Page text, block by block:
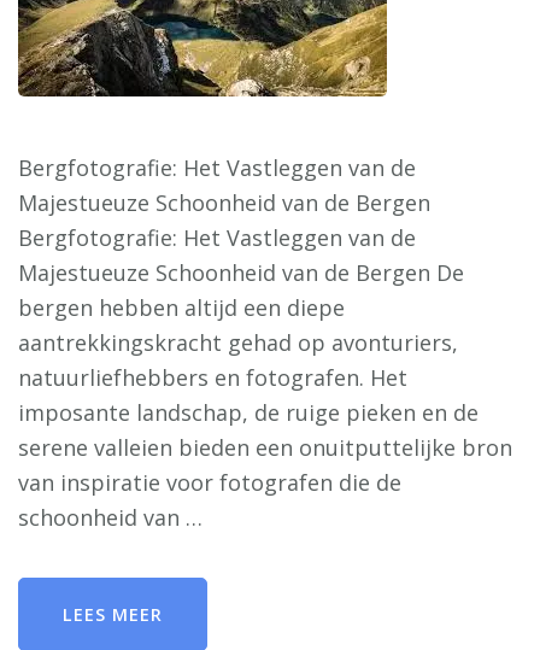
Bergfotografie: Het Vastleggen van de
Majestueuze Schoonheid van de Bergen
Bergfotografie: Het Vastleggen van de
Majestueuze Schoonheid van de Bergen De
bergen hebben altijd een diepe
aantrekkingskracht gehad op avonturiers,
natuurliefhebbers en fotografen. Het
imposante landschap, de ruige pieken en de
serene valleien bieden een onuitputtelijke bron
van inspiratie voor fotografen die de
schoonheid van …
LEES MEER